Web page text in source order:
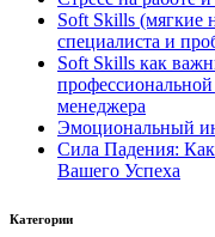
Soft Skills (мягкие
специалиста и
Soft Skills как
менеджера
Эмоциональный
Сила Падения:
Вашего Успеха
Категории